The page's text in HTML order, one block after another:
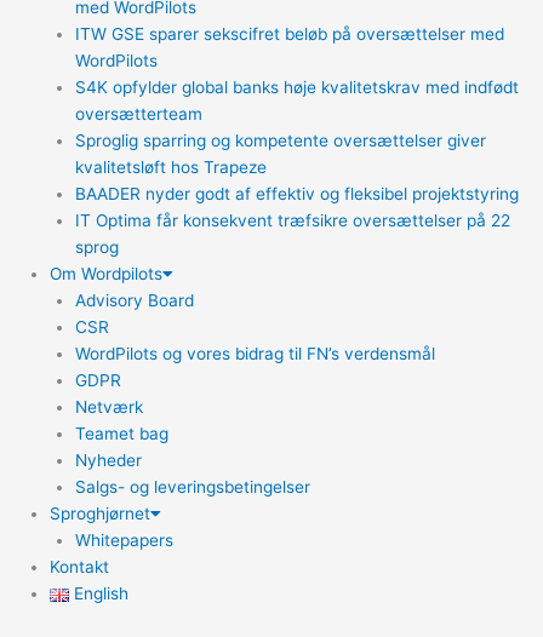
med WordPilots
ITW GSE sparer sekscifret beløb på oversættelser med
WordPilots
S4K opfylder global banks høje kvalitetskrav med indfødt
oversætterteam
Sproglig sparring og kompetente oversættelser giver
kvalitetsløft hos Trapeze
BAADER nyder godt af effektiv og fleksibel projektstyring
IT Optima får konsekvent træfsikre oversættelser på 22
sprog
Om Wordpilots
Advisory Board
CSR
WordPilots og vores bidrag til FN’s verdensmål
GDPR
Netværk
Teamet bag
Nyheder
Salgs- og leveringsbetingelser
Sproghjørnet
Whitepapers
Kontakt
English